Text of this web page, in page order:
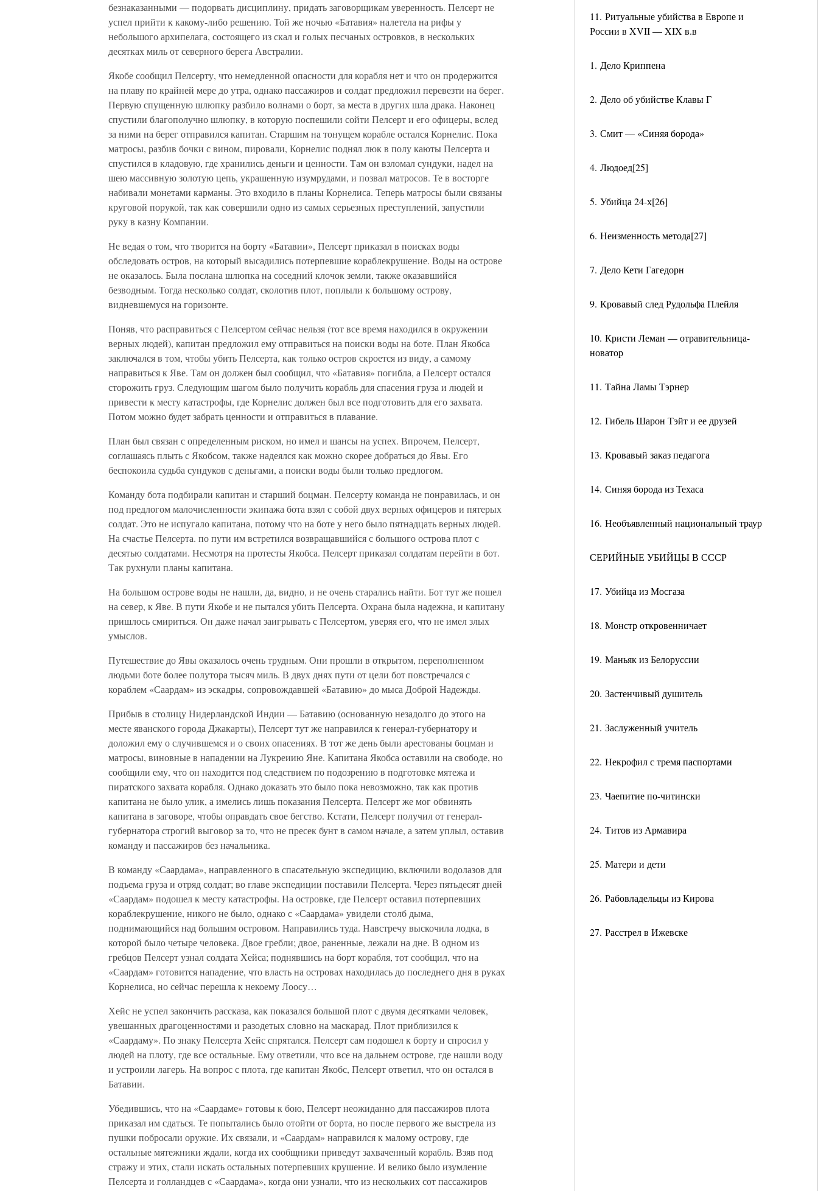
11. Ритуальные убийства в Европе и
России в XVII — XIX в.в
1. Дело Криппена
2. Дело об убийстве Клавы Г
3. Смит — «Синяя борода»
4. Людоед[25]
5. Убийца 24-х[26]
6. Неизменность метода[27]
7. Дело Кети Гагедорн
9. Кровавый след Рудольфа Плейля
10. Кристи Леман — отравительница-
новатор
11. Тайна Ламы Тэрнер
12. Гибель Шарон Тэйт и ее друзей
13. Кровавый заказ педагога
14. Синяя борода из Техаса
16. Необъявленный национальный траур
СЕРИЙНЫЕ УБИЙЦЫ В СССР
17. Убийца из Мосгаза
18. Монстр откровенничает
19. Маньяк из Белоруссии
20. Застенчивый душитель
21. Заслуженный учитель
22. Некрофил с тремя паспортами
23. Чаепитие по-читински
24. Титов из Армавира
25. Матери и дети
26. Рабовладельцы из Кирова
27. Расстрел в Ижевске
безнаказанными — подорвать дисциплину, придать заговорщикам уверенность. Пелсерт не
успел прийти к какому-либо решению. Той же ночью «Батавия» налетела на рифы у
небольшого архипелага, состоящего из скал и голых песчаных островков, в нескольких
десятках миль от северного берега Австралии.
Якобе сообщил Пелсерту, что немедленной опасности для корабля нет и что он продержится
на плаву по крайней мере до утра, однако пассажиров и солдат предложил перевезти на берег.
Первую спущенную шлюпку разбило волнами о борт, за места в других шла драка. Наконец
спустили благополучно шлюпку, в которую поспешили сойти Пелсерт и его офицеры, вслед
за ними на берег отправился капитан. Старшим на тонущем корабле остался Корнелис. Пока
матросы, разбив бочки с вином, пировали, Корнелис поднял люк в полу каюты Пелсерта и
спустился в кладовую, где хранились деньги и ценности. Там он взломал сундуки, надел на
шею массивную золотую цепь, украшенную изумрудами, и позвал матросов. Те в восторге
набивали монетами карманы. Это входило в планы Корнелиса. Теперь матросы были связаны
круговой порукой, так как совершили одно из самых серьезных преступлений, запустили
руку в казну Компании.
Не ведая о том, что творится на борту «Батавии», Пелсерт приказал в поисках воды
обследовать остров, на который высадились потерпевшие кораблекрушение. Воды на острове
не оказалось. Была послана шлюпка на соседний клочок земли, также оказавшийся
безводным. Тогда несколько солдат, сколотив плот, поплыли к большому острову,
видневшемуся на горизонте.
Поняв, что расправиться с Пелсертом сейчас нельзя (тот все время находился в окружении
верных людей), капитан предложил ему отправиться на поиски воды на боте. План Якобса
заключался в том, чтобы убить Пелсерта, как только остров скроется из виду, а самому
направиться к Яве. Там он должен был сообщил, что «Батавия» погибла, а Пелсерт остался
сторожить груз. Следующим шагом было получить корабль для спасения груза и людей и
привести к месту катастрофы, где Корнелис должен был все подготовить для его захвата.
Потом можно будет забрать ценности и отправиться в плавание.
План был связан с определенным риском, но имел и шансы на успех. Впрочем, Пелсерт,
соглашаясь плыть с Якобсом, также надеялся как можно скорее добраться до Явы. Его
беспокоила судьба сундуков с деньгами, а поиски воды были только предлогом.
Команду бота подбирали капитан и старший боцман. Пелсерту команда не понравилась, и он
под предлогом малочисленности экипажа бота взял с собой двух верных офицеров и пятерых
солдат. Это не испугало капитана, потому что на боте у него было пятнадцать верных людей.
На счастье Пелсерта. по пути им встретился возвращавшийся с большого острова плот с
десятью солдатами. Несмотря на протесты Якобса. Пелсерт приказал солдатам перейти в бот.
Так рухнули планы капитана.
На большом острове воды не нашли, да, видно, и не очень старались найти. Бот тут же пошел
на север, к Яве. В пути Якобе и не пытался убить Пелсерта. Охрана была надежна, и капитану
пришлось смириться. Он даже начал заигрывать с Пелсертом, уверяя его, что не имел злых
умыслов.
Путешествие до Явы оказалось очень трудным. Они прошли в открытом, переполненном
людьми боте более полутора тысяч миль. В двух днях пути от цели бот повстречался с
кораблем «Саардам» из эскадры, сопровождавшей «Батавию» до мыса Доброй Надежды.
Прибыв в столицу Нидерландской Индии — Батавию (основанную незадолго до этого на
месте яванского города Джакарты), Пелсерт тут же направился к генерал-губернатору и
доложил ему о случившемся и о своих опасениях. В тот же день были арестованы боцман и
матросы, виновные в нападении на Лукреиию Яне. Капитана Якобса оставили на свободе, но
сообщили ему, что он находится под следствием по подозрению в подготовке мятежа и
пиратского захвата корабля. Однако доказать это было пока невозможно, так как против
капитана не было улик, а имелись лишь показания Пелсерта. Пелсерт же мог обвинять
капитана в заговоре, чтобы оправдать свое бегство. Кстати, Пелсерт получил от генерал-
губернатора строгий выговор за то, что не пресек бунт в самом начале, а затем уплыл, оставив
команду и пассажиров без начальника.
В команду «Саардама», направленного в спасательную экспедицию, включили водолазов для
подъема груза и отряд солдат; во главе экспедиции поставили Пелсерта. Через пятьдесят дней
«Саардам» подошел к месту катастрофы. На островке, где Пелсерт оставил потерпевших
кораблекрушение, никого не было, однако с «Саардама» увидели столб дыма,
поднимающийся над большим островом. Направились туда. Навстречу выскочила лодка, в
которой было четыре человека. Двое гребли; двое, раненные, лежали на дне. В одном из
гребцов Пелсерт узнал солдата Хейса; поднявшись на борт корабля, тот сообщил, что на
«Саардам» готовится нападение, что власть на островах находилась до последнего дня в руках
Корнелиса, но сейчас перешла к некоему Лоосу…
Хейс не успел закончить рассказа, как показался большой плот с двумя десятками человек,
увешанных драгоценностями и разодетых словно на маскарад. Плот приблизился к
«Саардаму». По знаку Пелсерта Хейс спрятался. Пелсерт сам подошел к борту и спросил у
людей на плоту, где все остальные. Ему ответили, что все на дальнем острове, где нашли воду
и устроили лагерь. На вопрос с плота, где капитан Якобс, Пелсерт ответил, что он остался в
Батавии.
Убедившись, что на «Саардаме» готовы к бою, Пелсерт неожиданно для пассажиров плота
приказал им сдаться. Те попытались было отойти от борта, но после первого же выстрела из
пушки побросали оружие. Их связали, и «Саардам» направился к малому острову, где
остальные мятежники ждали, когда их сообщники приведут захваченный корабль. Взяв под
стражу и этих, стали искать остальных потерпевших крушение. И велико было изумление
Пелсерта и голландцев с «Саардама», когда они узнали, что из нескольких сот пассажиров